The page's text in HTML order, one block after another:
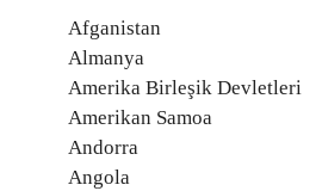
Afganistan
Almanya
Amerika Birleşik Devletleri
Amerikan Samoa
Andorra
Angola